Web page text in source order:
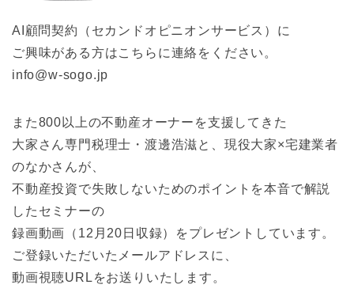
AI顧問契約（セカンドオピニオンサービス）に
ご興味がある方はこちらに連絡をください。
info@w-sogo.jp
また800以上の不動産オーナーを支援してきた
大家さん専門税理士・渡邊浩滋と、現役大家×宅建業者
のなかさんが、
不動産投資で失敗しないためのポイントを本音で解説
したセミナーの
録画動画（12月20日収録）をプレゼントしています。
ご登録いただいたメールアドレスに、
動画視聴URLをお送りいたします。